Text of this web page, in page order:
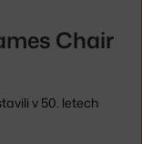
Chair
v 50. letech